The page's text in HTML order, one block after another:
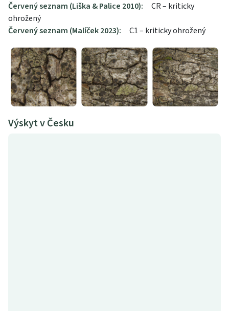
Červený seznam (Liška & Palice 2010):
CR – kriticky
ohrožený
Červený seznam (Malíček 2023):
C1 – kriticky ohrožený
Výskyt v Česku